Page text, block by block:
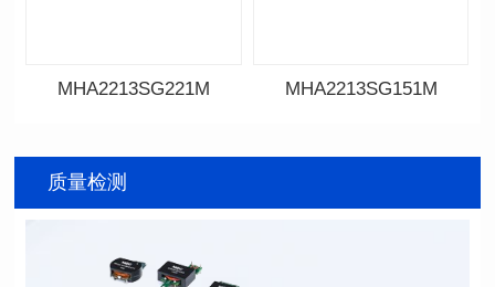
长（mm): 22.5±0.3
电感值 (μH): 220±20%
MHA2213SG221M MHA2213SG151M
质量检测